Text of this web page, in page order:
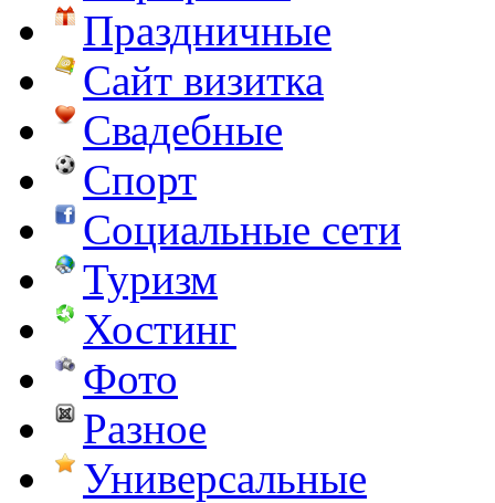
Праздничные
Сайт визитка
Свадебные
Спорт
Социальные сети
Туризм
Хостинг
Фото
Разное
Универсальные